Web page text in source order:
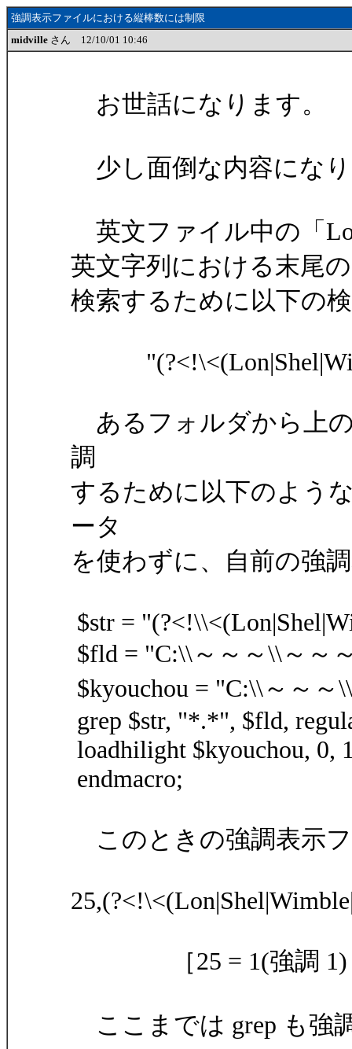
強調表示ファイルにおける縦棒数には制限
midville さん 12/10/01 10:46
お世話になります。
少し面倒な内容にな
英文ファイル中の「
英文字列における末尾の
検索するために以下の
あるフォルダから上
調
するために以下のよう
ータ
を使わずに、自前の強
$str =
$fld = "C:\\～～～\\～～
$kyouchou = "C:\\～～
grep $str, "*.*", $fld,
loadhilight $kyouchou, 0,
endmacro;
このときの強調表示
［25 = 1(強調 1) +
ここまでは grep も強